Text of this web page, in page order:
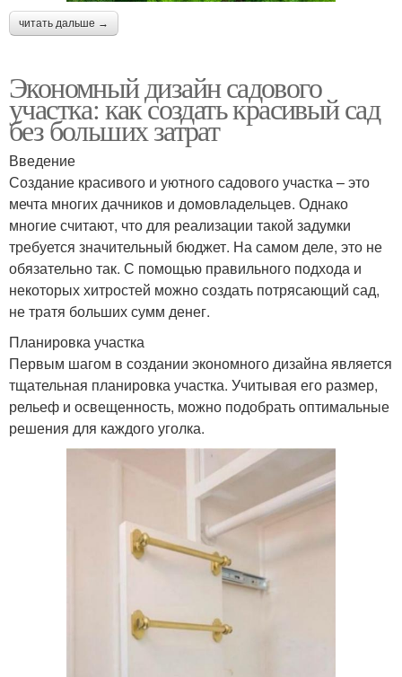
читать дальше →
Экономный дизайн садового
участка: как создать красивый сад
без больших затрат
Введение
Создание красивого и уютного садового участка – это
мечта многих дачников и домовладельцев. Однако
многие считают, что для реализации такой задумки
требуется значительный бюджет. На самом деле, это не
обязательно так. С помощью правильного подхода и
некоторых хитростей можно создать потрясающий сад,
не тратя больших сумм денег.
Планировка участка
Первым шагом в создании экономного дизайна является
тщательная планировка участка. Учитывая его размер,
рельеф и освещенность, можно подобрать оптимальные
решения для каждого уголка.